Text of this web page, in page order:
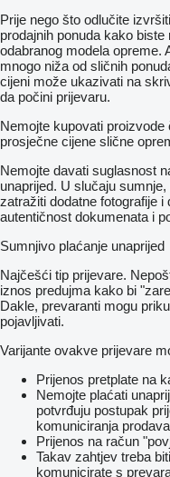
Prije nego što odlučite
prodajnih ponuda kako
odabranog modela opreme.
mnogo niža od sličnih
cijeni može ukazivati ​​na
da počini prijevaru.
Nemojte kupovati
prosječne cijene slične
Nemojte davati suglasnost
unaprijed. U slučaju
zatražiti dodatne fotografije
autentičnost dokumenata i
Sumnjivo plaćanje unaprijed
Najčešći tip prijevare.
iznos predujma kako bi
Dakle, prevaranti mogu
pojavljivati.
Varijante ovakve prijevare
Prijenos pretplate na
Nemojte plaćati
potvrđuju postupak
komuniciranja
Prijenos na račun
Takav zahtjev treba
komunicirate s